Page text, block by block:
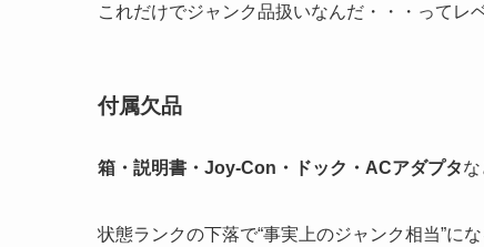
これだけでジャンク品扱いなんだ・・・ってレ
付属欠品
箱・説明書・Joy-Con・ドック・ACアダプタ
状態ランクの下落で“事実上のジャンク相当”にな